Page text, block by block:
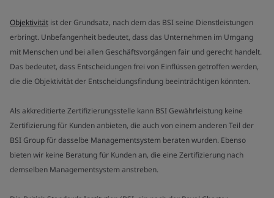
Objektivität ist der Grundsatz, nach dem das BSI seine Dienstleistungen
erbringt. Unbefangenheit bedeutet, dass das Unternehmen im Umgang
mit Menschen und bei allen Geschäftsvorgängen fair und gerecht handelt.
Das bedeutet, dass Entscheidungen frei von Einflüssen getroffen werden,
die die Objektivität der Entscheidungsfindung beeinträchtigen könnten.
Als akkreditierte Zertifizierungsstelle kann BSI Gewährleistung keine
Zertifizierung für Kunden anbieten, die auch von einem anderen Teil der
BSI Group für dasselbe Managementsystem beraten wurden. Ebenso
bieten wir keine Beratung für Kunden an, die eine Zertifizierung nach
demselben Managementsystem anstreben.